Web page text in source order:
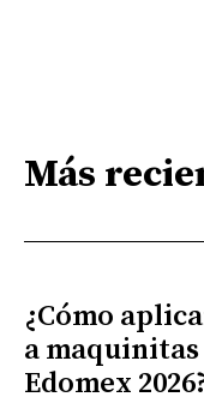
Más
¿Cómo
a
Edomex